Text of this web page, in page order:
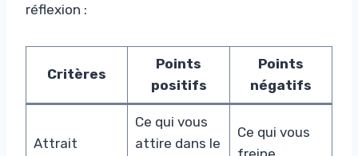
réflexion :
Critères
Points
positifs
Points
négatifs
Attrait
Ce qui vous
attire dans le
Ce qui vous